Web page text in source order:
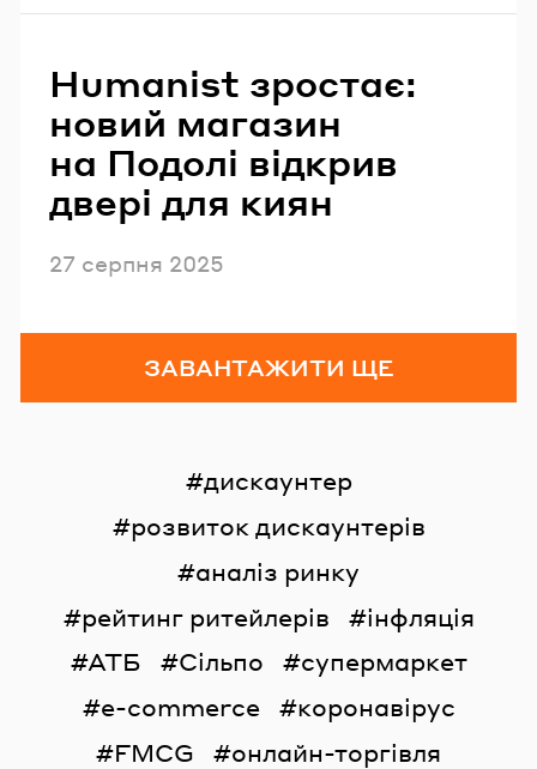
Humanist зростає:
новий магазин
на Подолі відкрив
двері для киян
Опубліковано
27 серпня 2025
ЗАВАНТАЖИТИ ЩЕ
дискаунтер
розвиток дискаунтерів
аналіз ринку
рейтинг ритейлерів
інфляція
АТБ
Сільпо
супермаркет
e-commerce
коронавірус
FMCG
онлайн-торгівля